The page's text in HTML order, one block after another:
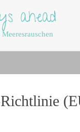
ahead